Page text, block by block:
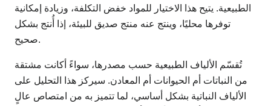
الطبيعية. يتيح هذا الاختيار للمواد خفض التكلفة، وزيادة إمكانية
توفرها محليًا، وينتج عنه منتج صديق للبيئة، إذا أُنتج بشكل
صحيح.
تُقسّم الألياف الطبيعية حسب مصدرها، سواءً أكانت مشتقة
من النباتات أم الحيوانات أم المعادن. سيركز هذا التحليل على
الألياف النباتية بشكل أساسي، لما تتميز به من امتصاص عالٍ